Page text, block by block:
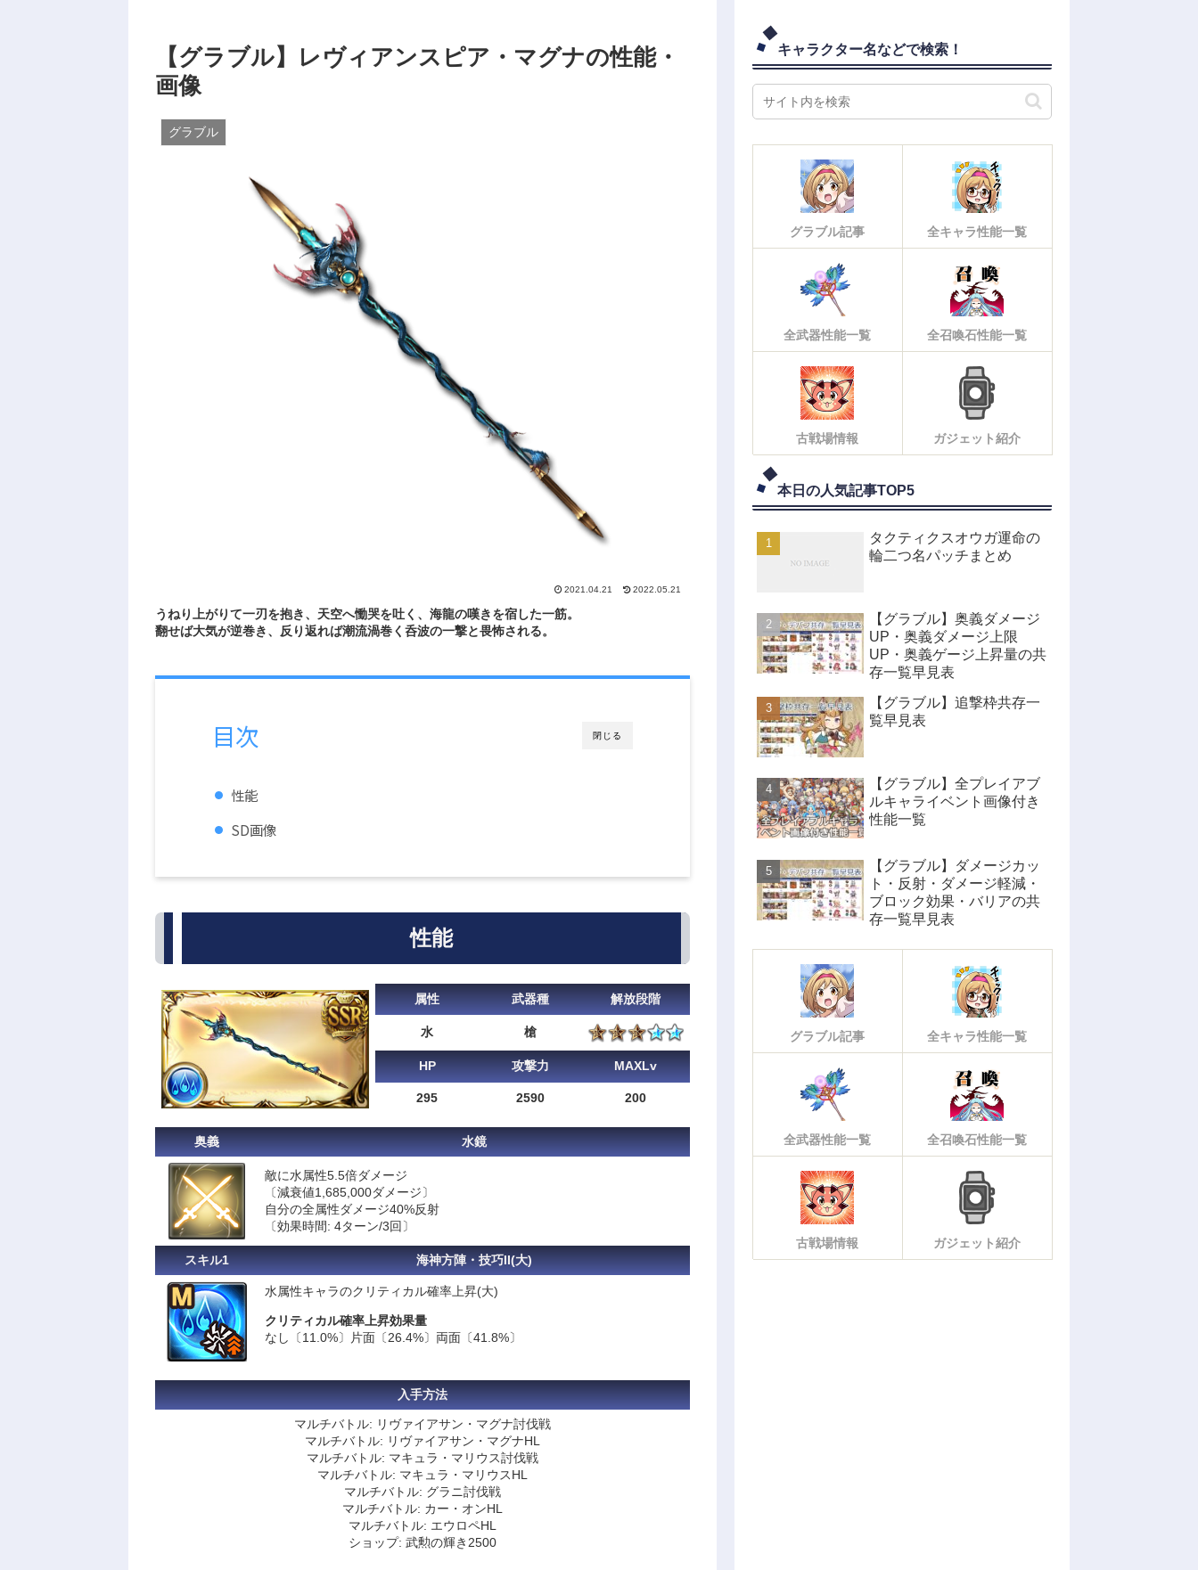
【グラブル】レヴィアンスピア・マグナの性能・
画像
グラブル
2021.04.21 2022.05.21
うねり上がりて一刃を抱き、天空へ慟哭を吐く、海龍の嘆きを宿した一筋。
翻せば大気が逆巻き、反り返れば潮流渦巻く呑波の一撃と畏怖される。
閉じる
目次
性能
SD画像
性能
属性 武器種 解放段階
水 槍
HP 攻撃力 MAXLv
295 2590 200
奥義 水鏡
敵に水属性5.5倍ダメージ
〔減衰値1,685,000ダメージ〕
自分の全属性ダメージ40%反射
〔効果時間: 4ターン/3回〕
スキル1 海神方陣・技巧II(大)
水属性キャラのクリティカル確率上昇(大)
クリティカル確率上昇効果量
なし〔11.0%〕片面〔26.4%〕両面〔41.8%〕
入手方法
マルチバトル: リヴァイアサン・マグナ討伐戦
マルチバトル: リヴァイアサン・マグナHL
マルチバトル: マキュラ・マリウス討伐戦
マルチバトル: マキュラ・マリウスHL
マルチバトル: グラニ討伐戦
マルチバトル: カー・オンHL
マルチバトル: エウロペHL
ショップ: 武勲の輝き2500
キャラクター名などで検索！
グラブル記事 全キャラ性能一覧
全武器性能一覧 全召喚石性能一覧
古戦場情報 ガジェット紹介
本日の人気記事TOP5
タクティクスオウガ運命の
輪二つ名パッチまとめ
【グラブル】奥義ダメージ
UP・奥義ダメージ上限
UP・奥義ゲージ上昇量の共
存一覧早見表
【グラブル】追撃枠共存一
覧早見表
【グラブル】全プレイアブ
ルキャライベント画像付き
性能一覧
【グラブル】ダメージカッ
ト・反射・ダメージ軽減・
ブロック効果・バリアの共
存一覧早見表
グラブル記事 全キャラ性能一覧
全武器性能一覧 全召喚石性能一覧
古戦場情報 ガジェット紹介